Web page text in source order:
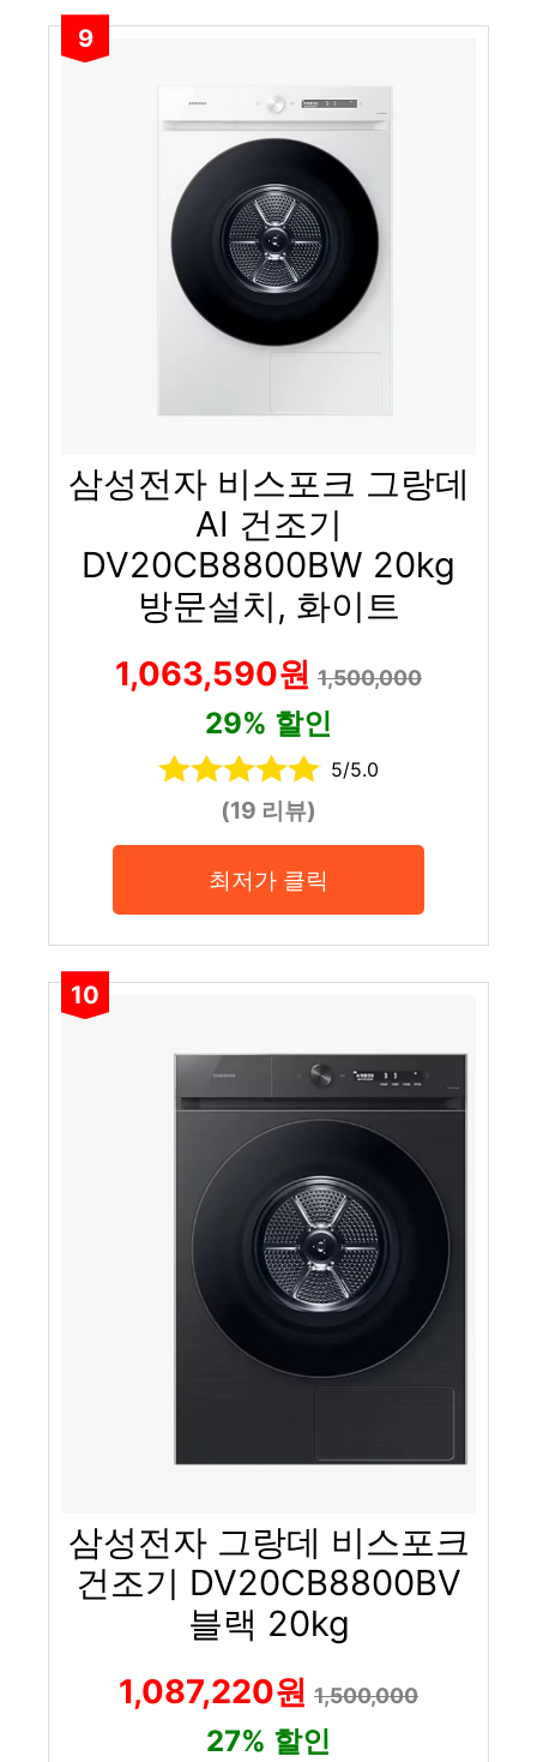
9
삼성전자 비스포크 그랑데
AI 건조기
DV20CB8800BW 20kg
방문설치, 화이트
1,063,590원 1,500,000
29% 할인
5/5.0
(19 리뷰)
최저가 클릭
10
삼성전자 그랑데 비스포크
건조기 DV20CB8800BV
블랙 20kg
1,087,220원 1,500,000
27% 할인